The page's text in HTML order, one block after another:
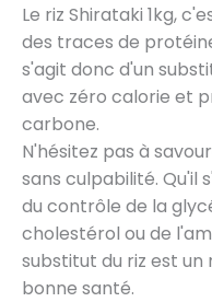
Le riz Shirataki 1kg,
des traces de
s'agit donc d'un
avec zéro calorie et
carbone.
N'hésitez pas à
sans culpabilité. Qu'il
du contrôle de la
cholestérol ou de
substitut du riz est
bonne santé.